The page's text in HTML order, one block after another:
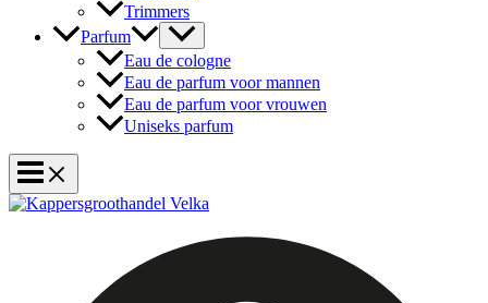
Trimmers
Parfum
Eau de cologne
Eau de parfum voor mannen
Eau de parfum voor vrouwen
Uniseks parfum